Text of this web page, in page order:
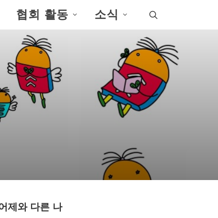
협회 활동 소식
제와 다른 나